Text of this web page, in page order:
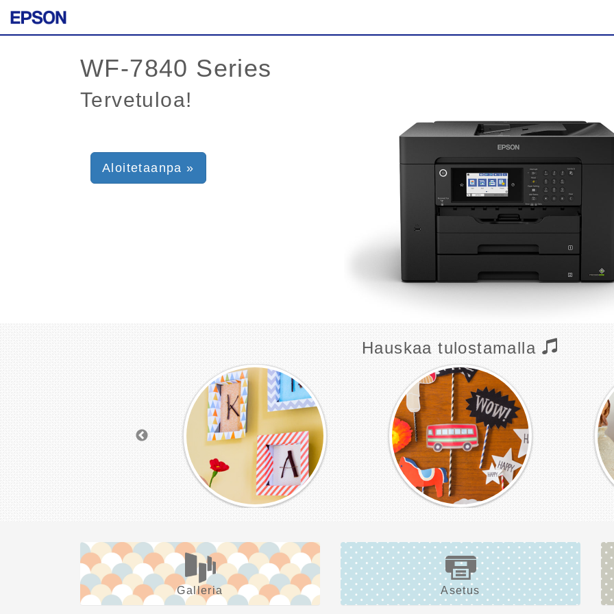
Tervetuloa!
Aloitetaanpa »
Hauskaa tulostamalla
Galleria Asetus